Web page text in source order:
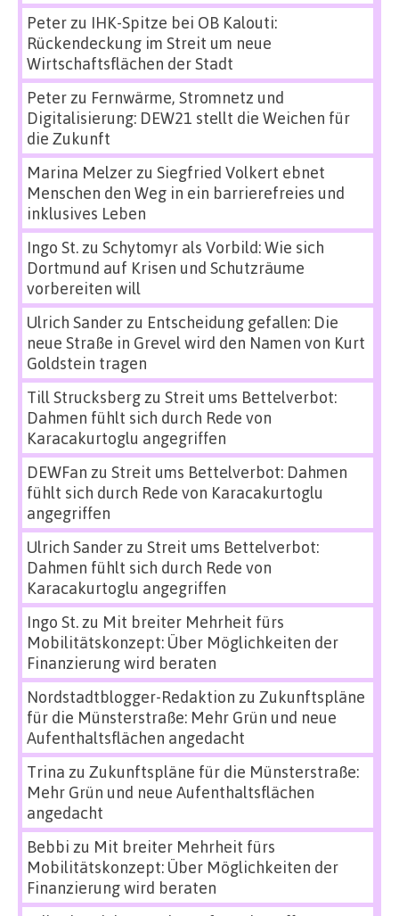
Peterzu IHK-Spitze bei OB Kalouti:
Rückendeckung im Streit um neue
Wirtschaftsflächen der Stadt
Peterzu Fernwärme, Stromnetz und
Digitalisierung: DEW21 stellt die Weichen für
die Zukunft
Marina Melzerzu Siegfried Volkert ebnet
Menschen den Weg in ein barrierefreies und
inklusives Leben
Ingo St.zu Schytomyr als Vorbild: Wie sich
Dortmund auf Krisen und Schutzräume
vorbereiten will
Ulrich Sanderzu Entscheidung gefallen: Die
neue Straße in Grevel wird den Namen von Kurt
Goldstein tragen
Till Strucksbergzu Streit ums Bettelverbot:
Dahmen fühlt sich durch Rede von
Karacakurtoglu angegriffen
DEWFan zu Streit ums Bettelverbot: Dahmen
fühlt sich durch Rede von Karacakurtoglu
angegriffen
Ulrich Sanderzu Streit ums Bettelverbot:
Dahmen fühlt sich durch Rede von
Karacakurtoglu angegriffen
Ingo St.zu Mit breiter Mehrheit fürs
Mobilitätskonzept: Über Möglichkeiten der
Finanzierung wird beraten
Nordstadtblogger-Redaktion zu Zukunftspläne
für die Münsterstraße: Mehr Grün und neue
Aufenthaltsflächen angedacht
Trina zu Zukunftspläne für die Münsterstraße:
Mehr Grün und neue Aufenthaltsflächen
angedacht
Bebbi zu Mit breiter Mehrheit fürs
Mobilitätskonzept: Über Möglichkeiten der
Finanzierung wird beraten